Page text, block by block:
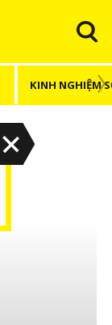
KINH NGHIỆM